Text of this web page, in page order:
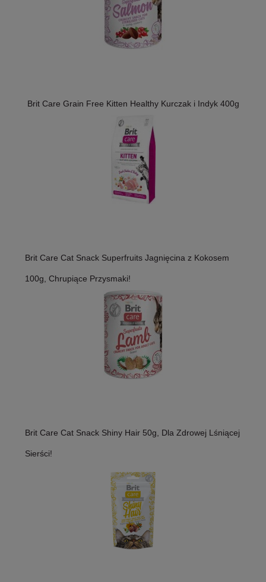
Brit Care Grain Free Kitten Healthy Kurczak i Indyk 400g
Brit Care Cat Snack Superfruits Jagnięcina z Kokosem
100g, Chrupiące Przysmaki!
Brit Care Cat Snack Shiny Hair 50g, Dla Zdrowej Lśniącej
Sierści!